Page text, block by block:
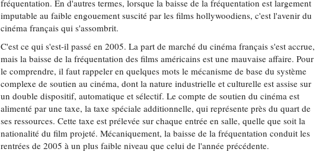
fréquentation. En d'autres termes, lorsque la baisse de la fréquentation est largement
imputable au faible engouement suscité par les films hollywoodiens, c'est l'avenir du
cinéma français qui s'assombrit.
C'est ce qui s'est-il passé en 2005. La part de marché du cinéma français s'est accrue,
mais la baisse de la fréquentation des films américains est une mauvaise affaire. Pour
le comprendre, il faut rappeler en quelques mots le mécanisme de base du système
complexe de soutien au cinéma, dont la nature industrielle et culturelle est assise sur
un double dispositif, automatique et sélectif. Le compte de soutien du cinéma est
alimenté par une taxe, la taxe spéciale additionnelle, qui représente près du quart de
ses ressources. Cette taxe est prélevée sur chaque entrée en salle, quelle que soit la
nationalité du film projeté. Mécaniquement, la baisse de la fréquentation conduit les
rentrées de 2005 à un plus faible niveau que celui de l'année précédente.